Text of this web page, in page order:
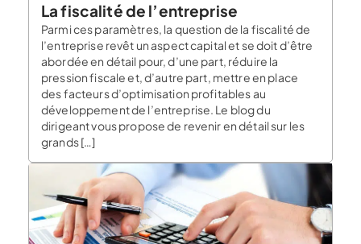
La fiscalité de l’entreprise
Parmi ces paramètres, la question de la fiscalité de
l’entreprise revêt un aspect capital et se doit d’être
abordée en détail pour, d’une part, réduire la
pression fiscale et, d’autre part, mettre en place
des facteurs d’optimisation profitables au
développement de l’entreprise. Le blog du
dirigeant vous propose de revenir en détail sur les
grands […]